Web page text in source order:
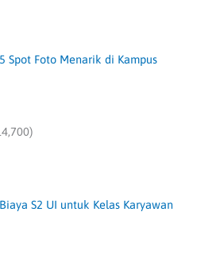
5 Spot Foto Menarik di Kampus
Biaya S2 UI untuk Kelas Karyawan